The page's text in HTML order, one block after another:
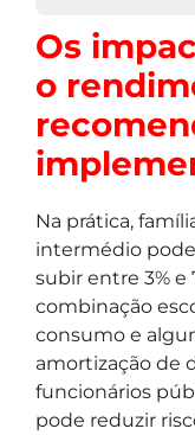
Os
o
Na prática,
intermédio
subir entre 3% e
combinação
consumo e
amortização de
funcionários
pode reduzir